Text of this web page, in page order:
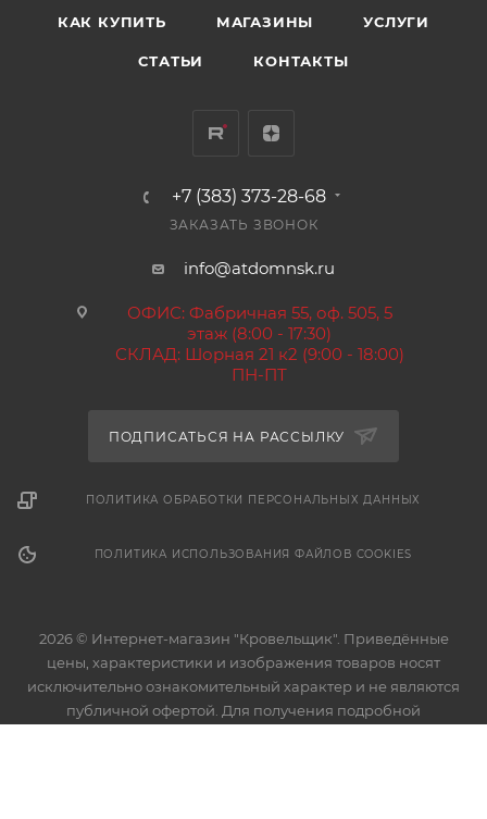
КАК КУПИТЬ МАГАЗИНЫ УСЛУГИ
СТАТЬИ КОНТАКТЫ
+7 (383) 373-28-68
ЗАКАЗАТЬ ЗВОНОК
info@atdomnsk.ru
ОФИС: Фабричная 55, оф. 505, 5
этаж (8:00 - 17:30)
СКЛАД: Шорная 21 к2 (9:00 - 18:00)
ПН-ПТ
ПОДПИСАТЬСЯ НА РАССЫЛКУ
ПОЛИТИКА ОБРАБОТКИ ПЕРСОНАЛЬНЫХ ДАННЫХ
ПОЛИТИКА ИСПОЛЬЗОВАНИЯ ФАЙЛОВ COOKIES
2026 © Интернет-магазин "Кровельщик". Приведённые
цены, характеристики и изображения товаров носят
исключительно ознакомительный характер и не являются
публичной офертой. Для получения подробной